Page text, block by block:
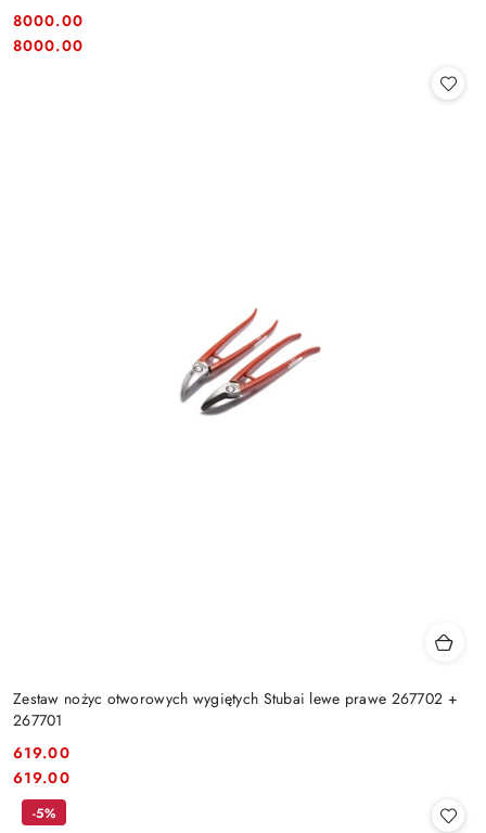
Cena:
8000.00
Cena:
8000.00
Zestaw nożyc otworowych wygiętych Stubai lewe prawe 267702 +
267701
Cena:
619.00
Cena:
619.00
-5%